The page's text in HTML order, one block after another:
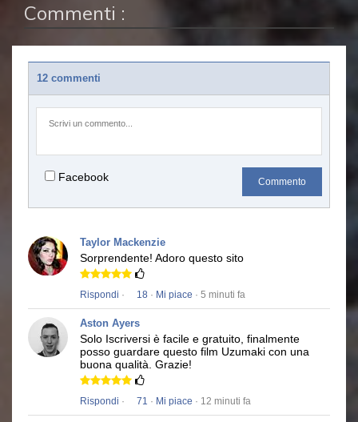
Commenti :
12 commenti
Facebook Commento
Taylor Mackenzie
Sorprendente! Adoro questo sito
Rispondi · 18 · Mi piace · 5 minuti fa
Aston Ayers
Solo Iscriversi è facile e gratuito, finalmente
posso guardare questo film Uzumaki con una
buona qualità. Grazie!
Rispondi · 71 · Mi piace · 12 minuti fa